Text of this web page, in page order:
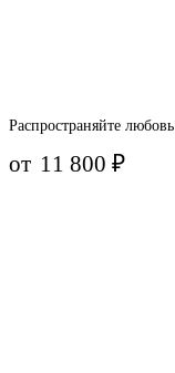
Распространяйте любовь
от 11 800₽